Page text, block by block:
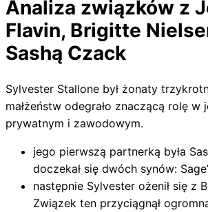
Analiza związków z
Flavin, Brigitte
Sashą Czack
Sylvester Stallone był żonaty
małżeństw odegrało znaczącą rolę w
prywatnym i zawodowym.
jego pierwszą partnerką była
doczekał się dwóch synów:
następnie Sylvester ożenił się z
Związek ten przyciągnął